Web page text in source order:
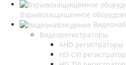
Взрывозащищенное
Видеорегистраторы
AHD
HD CVI